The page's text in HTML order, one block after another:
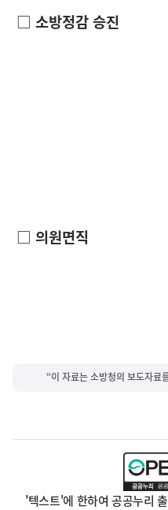
□소방정감 승진
□ 의원면직
“이 자료는 소방청의 보도자료
'텍스트'에 한하여 공공누리